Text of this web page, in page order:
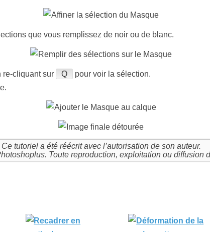
que vous remplissez de noir ou de blanc.
re-cliquant sur Q
pour voir la sélection.
Ce tutoriel a été réécrit avec l’autorisation de son auteur.
Toute reproduction, exploitation ou diffusion